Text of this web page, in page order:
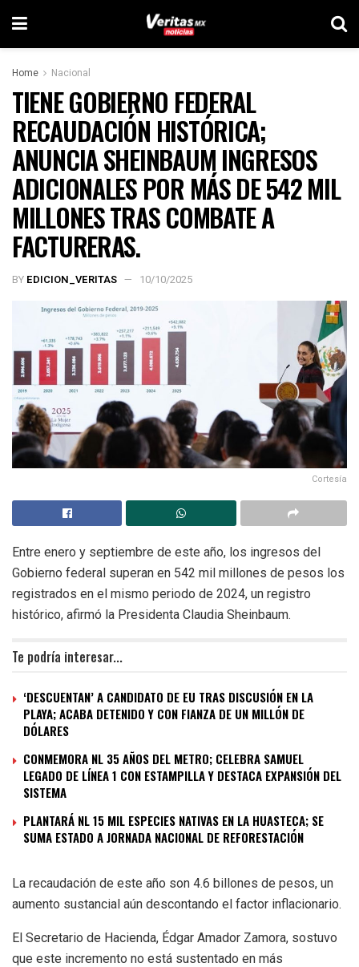
Home Nacional
TIENE GOBIERNO FEDERAL
RECAUDACIÓN HISTÓRICA;
ANUNCIA SHEINBAUM INGRESOS
ADICIONALES POR MÁS DE 542 MIL
MILLONES TRAS COMBATE A
FACTURERAS.
BY EDICION_VERITAS 10/10/2025
Cortesía
Entre enero y septiembre de este año, los ingresos del
Gobierno federal superan en 542 mil millones de pesos los
registrados en el mismo periodo de 2024, un registro
histórico, afirmó la Presidenta Claudia Sheinbaum.
Te podría interesar...
‘DESCUENTAN’ A CANDIDATO DE EU TRAS DISCUSIÓN EN LA
PLAYA; ACABA DETENIDO Y CON FIANZA DE UN MILLÓN DE
DÓLARES
CONMEMORA NL 35 AÑOS DEL METRO; CELEBRA SAMUEL
LEGADO DE LÍNEA 1 CON ESTAMPILLA Y DESTACA EXPANSIÓN DEL
SISTEMA
PLANTARÁ NL 15 MIL ESPECIES NATIVAS EN LA HUASTECA; SE
SUMA ESTADO A JORNADA NACIONAL DE REFORESTACIÓN
La recaudación de este año son 4.6 billones de pesos, un
aumento sustancial aún descontando el factor inflacionario.
El Secretario de Hacienda, Édgar Amador Zamora, sostuvo
que este incremento no está sustentado en más